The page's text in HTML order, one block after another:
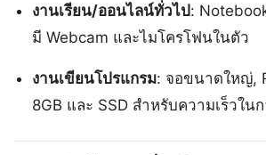
งานเรียน/ออนไลน์ทั่วไป:
มี Webcam และไมโครโฟนในตัว
งานเขียนโปรแกรม: จอขนาดใหญ่,
8GB และ SSD สำหรับความเร็วใน